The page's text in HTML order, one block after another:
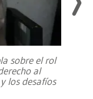
sobre el rol
al
los desafíos